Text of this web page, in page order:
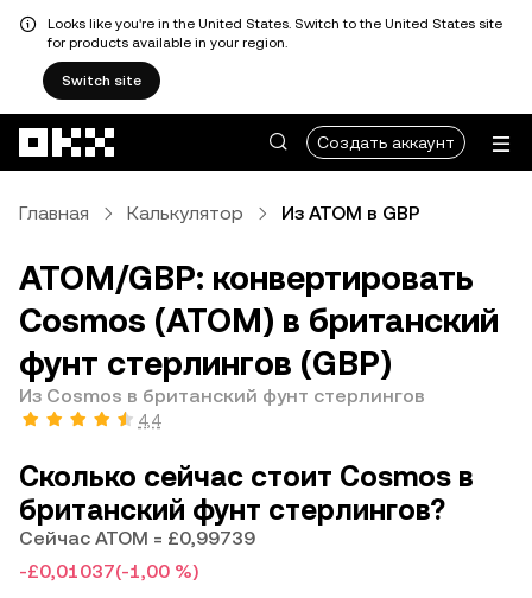
Looks like you're in the United States. Switch to the United States site
for products available in your region.
Switch site
Создать аккаунт
Главная Калькулятор Из ATOM в GBP
ATOM/GBP: конвертировать
Cosmos (ATOM) в британский
фунт стерлингов (GBP)
Из Cosmos в британский фунт стерлингов
4,4
Сколько сейчас стоит Cosmos в
британский фунт стерлингов?
Сейчас ATOM = £0,99739
-£0,01037(-1,00 %)